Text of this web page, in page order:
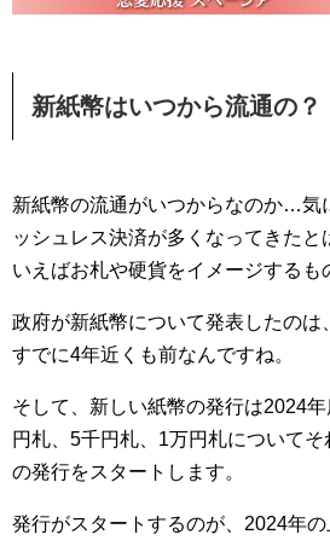
新紙幣はいつから流通の？
新紙幣の流通がいつからなのか…気
ッシュレス決済が多くなってきたと
いえばお札や硬貨をイメージするも
政府が新紙幣について発表したのは
すでに4年近くも前なんですね。
そして、新しい紙幣の発行は2024
円札、5千円札、1万円札についてそ
の発行をスタートします。
発行がスタートするのが、2024年